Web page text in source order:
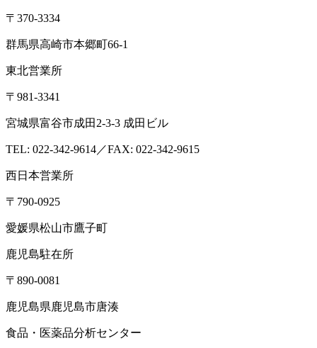
〒370-3334
群馬県高崎市本郷町66-1
東北営業所
〒981-3341
宮城県富谷市成田2-3-3 成田ビル
TEL: 022-342-9614／FAX: 022-342-9615
西日本営業所
〒790-0925
愛媛県松山市鷹子町
鹿児島駐在所
〒890-0081
鹿児島県鹿児島市唐湊
食品・医薬品分析センター